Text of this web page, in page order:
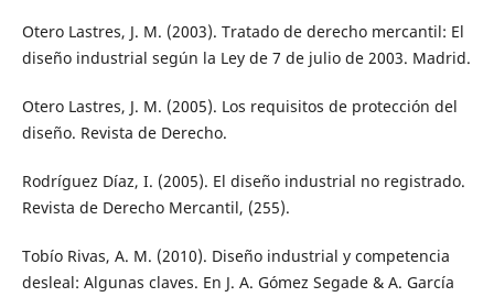
Otero Lastres, J. M. (2003). Tratado de derecho mercantil: El
diseño industrial según la Ley de 7 de julio de 2003. Madrid.
Otero Lastres, J. M. (2005). Los requisitos de protección del
diseño. Revista de Derecho.
Rodríguez Díaz, I. (2005). El diseño industrial no registrado.
Revista de Derecho Mercantil, (255).
Tobío Rivas, A. M. (2010). Diseño industrial y competencia
desleal: Algunas claves. En J. A. Gómez Segade & A. García